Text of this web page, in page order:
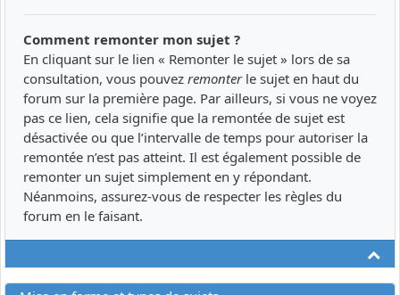
Comment remonter mon sujet ?
En cliquant sur le lien « Remonter le sujet » lors de sa
consultation, vous pouvez remonterle sujet en haut du
forum sur la première page. Par ailleurs, si vous ne voyez
pas ce lien, cela signifie que la remontée de sujet est
désactivée ou que l’intervalle de temps pour autoriser la
remontée n’est pas atteint. Il est également possible de
remonter un sujet simplement en y répondant.
Néanmoins, assurez-vous de respecter les règles du
forum en le faisant.